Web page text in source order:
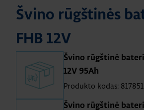
Švino rūgštinės
FHB 12V
Švino rūgštinė
12V 95Ah
Produkto kodas: 817851
Švino rūgštinė